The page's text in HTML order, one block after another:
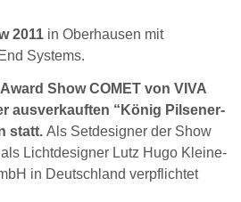
2011 in Oberhausen mit
Systems.
Show COMET von VIVA
ausverkauften “König Pilsener-
statt. Als Setdesigner der Show
Lichtdesigner Lutz Hugo Kleine-
in Deutschland verpflichtet